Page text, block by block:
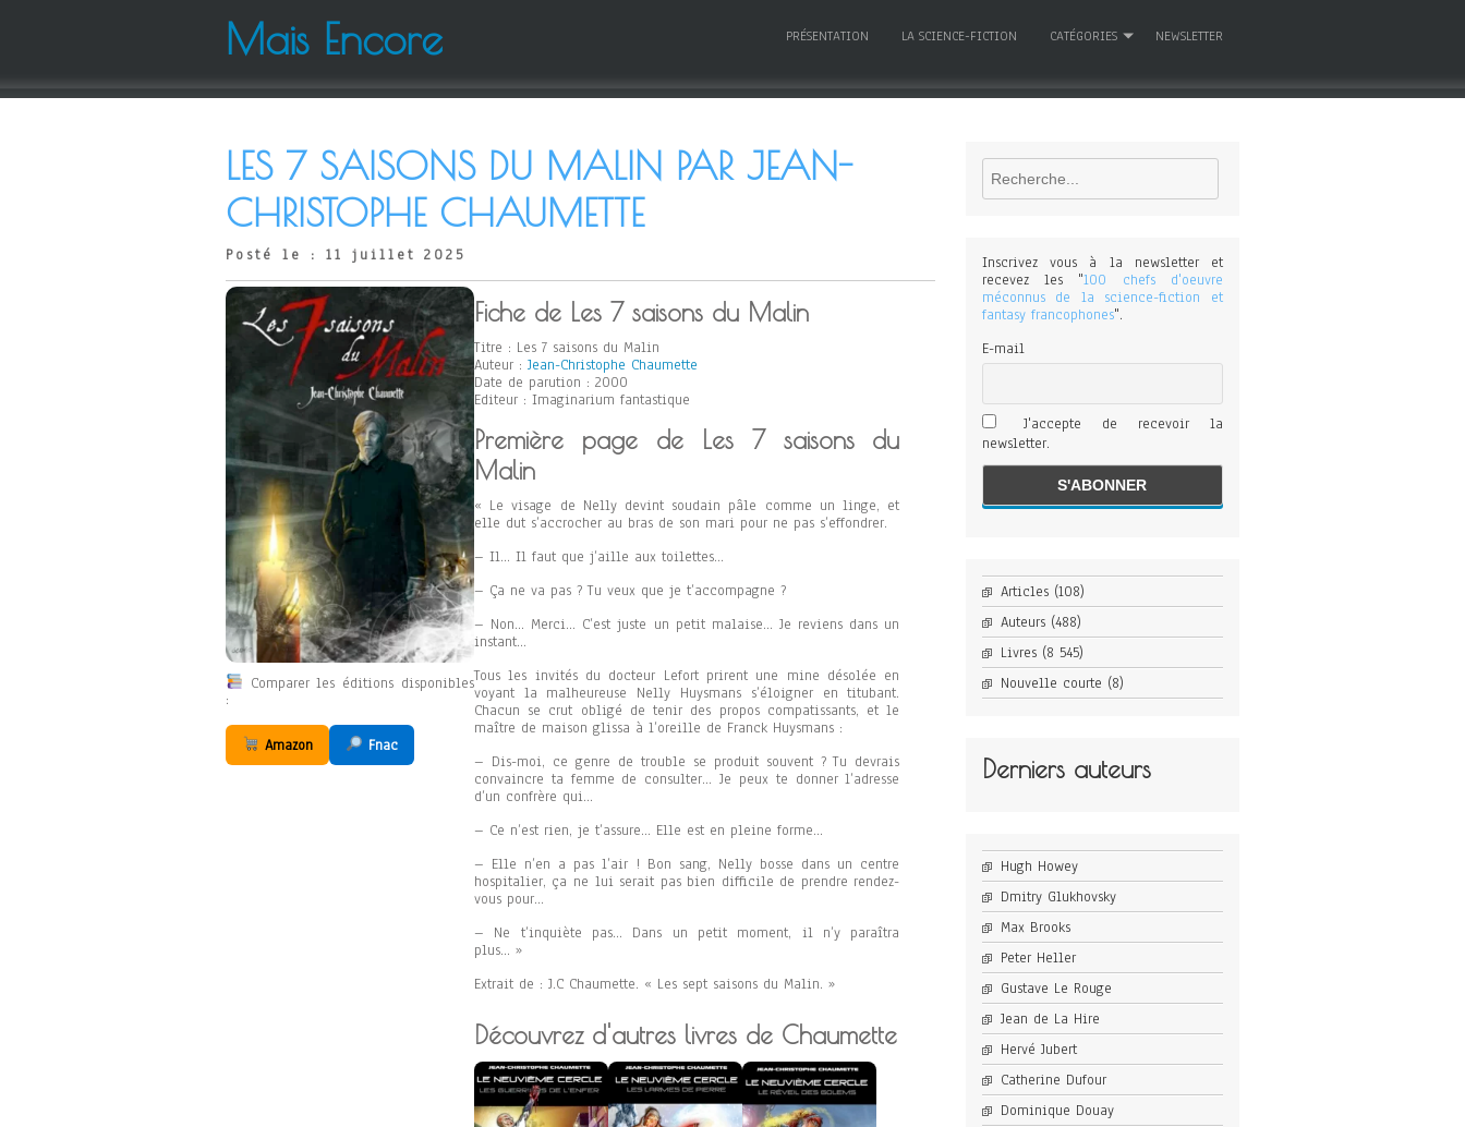
Mais Encore PRÉSENTATION LA SCIENCE-FICTION CATÉGORIES NEWSLETTER
LES 7 SAISONS DU MALIN PAR JEAN-
CHRISTOPHE CHAUMETTE
Posté le : 11 juillet 2025
Comparer les éditions disponibles
:
Amazon Fnac
Fiche de Les 7 saisons du Malin
Titre : Les 7 saisons du Malin
Auteur : Jean-Christophe Chaumette
Date de parution : 2000
Editeur : Imaginarium fantastique
Première page de Les 7 saisons du
Malin
« Le visage de Nelly devint soudain pâle comme un linge, et
elle dut s’accrocher au bras de son mari pour ne pas s’effondrer.
– Il… Il faut que j’aille aux toilettes…
– Ça ne va pas ? Tu veux que je t’accompagne ?
– Non… Merci… C’est juste un petit malaise… Je reviens dans un
instant…
Tous les invités du docteur Lefort prirent une mine désolée en
voyant la malheureuse Nelly Huysmans s’éloigner en titubant.
Chacun se crut obligé de tenir des propos compatissants, et le
maître de maison glissa à l’oreille de Franck Huysmans :
– Dis-moi, ce genre de trouble se produit souvent ? Tu devrais
convaincre ta femme de consulter… Je peux te donner l’adresse
d’un confrère qui…
– Ce n’est rien, je t’assure… Elle est en pleine forme…
– Elle n’en a pas l’air ! Bon sang, Nelly bosse dans un centre
hospitalier, ça ne lui serait pas bien difficile de prendre rendez-
vous pour…
– Ne t’inquiète pas… Dans un petit moment, il n’y paraîtra
plus… »
Extrait de : J.C Chaumette. « Les sept saisons du Malin. »
Découvrez d'autres livres de Chaumette
Rechercher
Inscrivez vous à la newsletter et
recevez les "100 chefs d'oeuvre
méconnus de la science-fiction et
fantasy francophones".
E-mail
J'accepte de recevoir la
newsletter.
Articles(108)
Auteurs(488)
Livres(8 545)
Nouvelle courte (8)
Derniers auteurs
Hugh Howey
Dmitry Glukhovsky
Max Brooks
Peter Heller
Gustave Le Rouge
Jean de La Hire
Hervé Jubert
Catherine Dufour
Dominique Douay